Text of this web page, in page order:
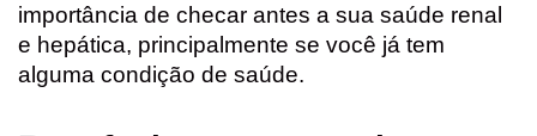
importância de checar antes a sua saúde renal
e hepática, principalmente se você já tem
alguma condição de saúde.